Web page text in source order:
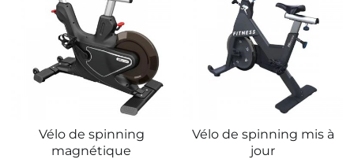
Vélo de spinning
magnétique
Vélo de spinning mis à
jour